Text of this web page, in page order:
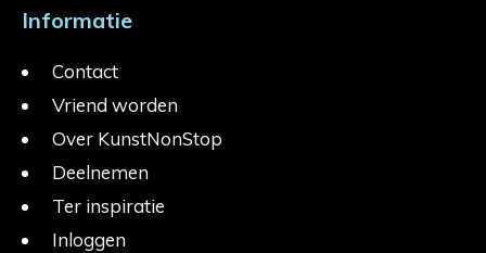
Informatie
Contact
Vriend worden
Over KunstNonStop
Deelnemen
Ter inspiratie
Inloggen